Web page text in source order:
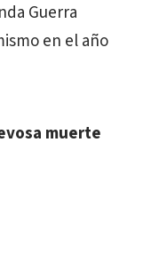
Guerra
en el año
muerte